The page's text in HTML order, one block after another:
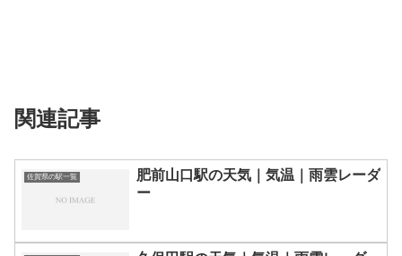
関連記事
佐賀県の駅一覧
肥前山口駅の天気｜気温｜雨雲レーダ
ー